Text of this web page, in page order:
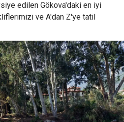
edilen Gökova'daki en iyi
ve A'dan Z'ye tatil